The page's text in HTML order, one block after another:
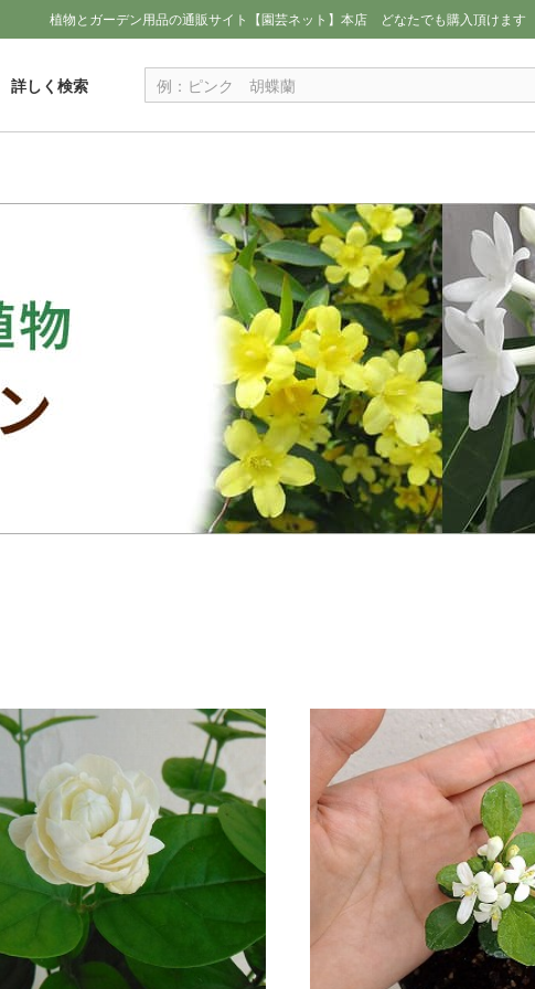
植物とガーデン用品の通販サイト【園芸ネット】本店 どなたでも購入頂けます
詳しく検索